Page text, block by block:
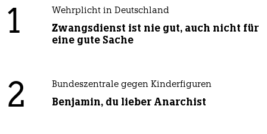
1 Wehrplicht in Deutschland
Zwangsdienst ist nie gut, auch nicht für
eine gute Sache
2 Bundeszentrale gegen Kinderfiguren
Benjamin, du lieber Anarchist